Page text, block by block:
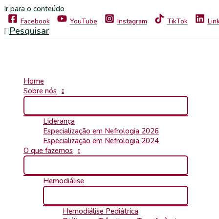
Ir para o conteúdo
Facebook YouTube Instagram TikTok
Pesquisar
Home
Sobre nós
Liderança
Especialização em Nefrologia 2026
Especialização em Nefrologia 2024
O que fazemos
Hemodiálise
Hemodiálise Pediátrica